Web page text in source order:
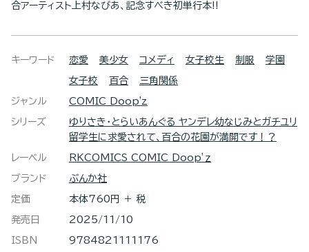
合アーティスト上村なびあ、記念すべき初単行本!!
キーワード 恋愛 美少女 コメディ 女子校生 制服 学園
女子校 百合 三角関係
ジャンル COMIC Doop'z
シリーズ
ゆりさき・とらいあんぐる ヤンデレ幼なじみとガチユリ
留学生に求愛されて、百合の花園が満開です！？
レーベル RKCOMICS COMIC Doop’ｚ
ブランド ぶんか社
定価 本体760円 ＋ 税
発売日 2025/11/10
ISBN 9784821111176